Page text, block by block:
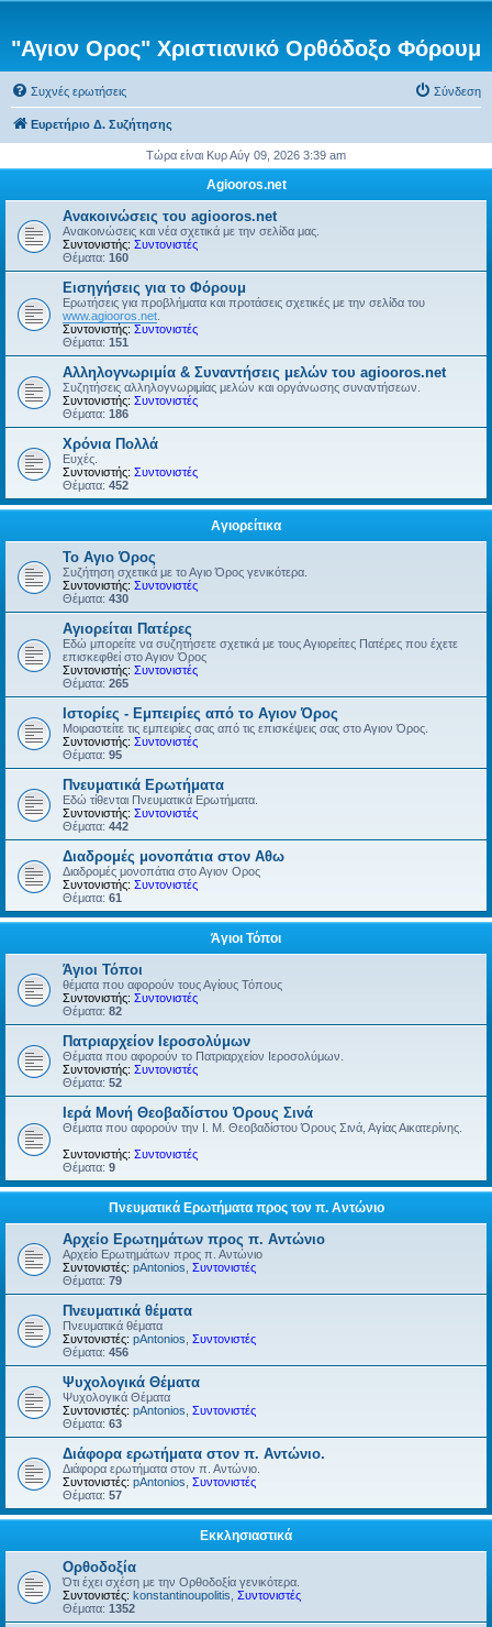
"Αγιον Ορος" Χριστιανικό Ορθόδοξο Φόρουμ
Συχνές ερωτήσεις Σύνδεση
Ευρετήριο Δ. Συζήτησης
Τώρα είναι Κυρ Αύγ 09, 2026 3:39 am
Agiooros.net
Ανακοινώσεις του agiooros.net
Ανακοινώσεις και νέα σχετικά με την σελίδα μας.
Συντονιστής: Συντονιστές
Θέματα: 160
Εισηγήσεις για το Φόρουμ
Ερωτήσεις για προβλήματα και προτάσεις σχετικές με την σελίδα του
www.agiooros.net
Συντονιστής: Συντονιστές
Θέματα: 151
Αλληλογνωριμία & Συναντήσεις μελών του agiooros.net
Συζητήσεις αλληλογνωριμίας μελών και οργάνωσης συναντήσεων.
Συντονιστής: Συντονιστές
Θέματα: 186
Χρόνια Πολλά
Ευχές.
Συντονιστής: Συντονιστές
Θέματα: 452
Αγιορείτικα
Το Αγιο Όρος
Συζήτηση σχετικά με το Αγιο Όρος γενικότερα.
Συντονιστής: Συντονιστές
Θέματα: 430
Αγιορείται Πατέρες
Εδώ μπορείτε να συζητήσετε σχετικά με τους Αγιορείτες Πατέρες που έχετε
επισκεφθεί στο Αγιον Όρος
Συντονιστής: Συντονιστές
Θέματα: 265
Ιστορίες - Εμπειρίες από το Αγιον Όρος
Μοιραστείτε τις εμπειρίες σας από τις επισκέψεις σας στο Αγιον Όρος.
Συντονιστής: Συντονιστές
Θέματα: 95
Πνευματικά Ερωτήματα
Εδώ τίθενται Πνευματικά Ερωτήματα.
Συντονιστής: Συντονιστές
Θέματα: 442
Διαδρομές μονοπάτια στον Αθω
Διαδρομές μονοπάτια στο Αγιον Ορος
Συντονιστής: Συντονιστές
Θέματα: 61
Άγιοι Τόποι
Άγιοι Τόποι
θέματα που αφορούν τους Αγίους Τόπους
Συντονιστής: Συντονιστές
Θέματα: 82
Πατριαρχείον Ιεροσολύμων
Θέματα που αφορούν το Πατριαρχείον Ιεροσολύμων.
Συντονιστής: Συντονιστές
Θέματα: 52
Ιερά Μονή Θεοβαδίστου Όρους Σινά
Θέματα που αφορούν την Ι. Μ. Θεοβαδίστου Όρους Σινά, Αγίας Αικατερίνης.
Συντονιστής: Συντονιστές
Θέματα: 9
Πνευματικά Ερωτήματα προς τον π. Αντώνιο
Αρχείο Ερωτημάτων προς π. Αντώνιο
Αρχείο Ερωτημάτων προς π. Αντώνιο
Συντονιστές: pAntonios Συντονιστές
Θέματα: 79
Πνευματικά θέματα
Πνευματικά θέματα
Συντονιστές: pAntonios Συντονιστές
Θέματα: 456
Ψυχολογικά Θέματα
Ψυχολογικά Θέματα
Συντονιστές: pAntonios Συντονιστές
Θέματα: 63
Διάφορα ερωτήματα στον π. Αντώνιο.
Διάφορα ερωτήματα στον π. Αντώνιο.
Συντονιστές: pAntonios Συντονιστές
Θέματα: 57
Εκκλησιαστικά
Ορθοδοξία
Ότι έχει σχέση με την Ορθοδοξία γενικότερα.
Συντονιστές: konstantinoupolitis Συντονιστές
Θέματα: 1352